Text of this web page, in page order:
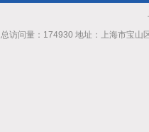
总访问量：174930 地址：上海市宝